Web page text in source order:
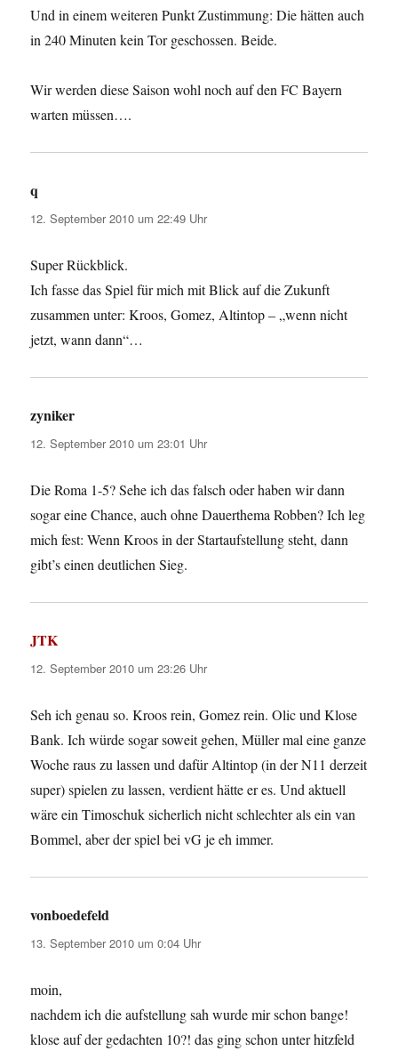
Und in einem weiteren Punkt Zustimmung: Die hätten auch
in 240 Minuten kein Tor geschossen. Beide.
Wir werden diese Saison wohl noch auf den FC Bayern
warten müssen….
q
12. September 2010 um 22:49 Uhr
Super Rückblick.
Ich fasse das Spiel für mich mit Blick auf die Zukunft
zusammen unter: Kroos, Gomez, Altintop – „wenn nicht
jetzt, wann dann“…
zyniker
12. September 2010 um 23:01 Uhr
Die Roma 1-5? Sehe ich das falsch oder haben wir dann
sogar eine Chance, auch ohne Dauerthema Robben? Ich leg
mich fest: Wenn Kroos in der Startaufstellung steht, dann
gibt’s einen deutlichen Sieg.
JTK
12. September 2010 um 23:26 Uhr
Seh ich genau so. Kroos rein, Gomez rein. Olic und Klose
Bank. Ich würde sogar soweit gehen, Müller mal eine ganze
Woche raus zu lassen und dafür Altintop (in der N11 derzeit
super) spielen zu lassen, verdient hätte er es. Und aktuell
wäre ein Timoschuk sicherlich nicht schlechter als ein van
Bommel, aber der spiel bei vG je eh immer.
vonboedefeld
13. September 2010 um 0:04 Uhr
moin,
nachdem ich die aufstellung sah wurde mir schon bange!
klose auf der gedachten 10?! das ging schon unter hitzfeld